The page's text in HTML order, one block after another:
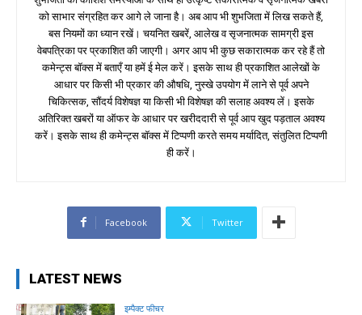
को साभार संग्रहित कर आगे ले जाना है। अब आप भी शुभजिता में लिख सकते हैं,
बस नियमों का ध्यान रखें। चयनित खबरें, आलेख व सृजनात्मक सामग्री इस
वेबपत्रिका पर प्रकाशित की जाएगी। अगर आप भी कुछ सकारात्मक कर रहे हैं तो
कमेन्ट्स बॉक्स में बताएँ या हमें ई मेल करें। इसके साथ ही प्रकाशित आलेखों के
आधार पर किसी भी प्रकार की औषधि, नुस्खे उपयोग में लाने से पूर्व अपने
चिकित्सक, सौंदर्य विशेषज्ञ या किसी भी विशेषज्ञ की सलाह अवश्य लें। इसके
अतिरिक्त खबरों या ऑफर के आधार पर खरीददारी से पूर्व आप खुद पड़ताल अवश्य
करें। इसके साथ ही कमेन्ट्स बॉक्स में टिप्पणी करते समय मर्यादित, संतुलित टिप्पणी
ही करें।
Facebook Twitter
LATEST NEWS
इम्पैक्ट फीचर